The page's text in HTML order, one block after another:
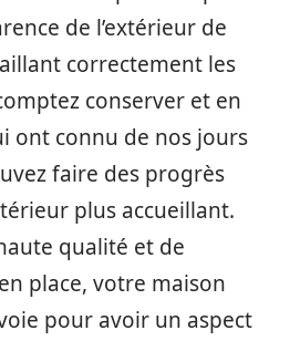
de l’extérieur de
correctement les
conserver et en
ont connu de nos jours
faire des progrès
plus accueillant.
qualité et de
place, votre maison
pour avoir un aspect